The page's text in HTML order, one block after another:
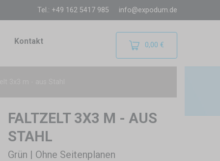
Tel.: +49 162 5417 985 info@expodum.de
Kontakt 0,00 €
FALTZELT 3X3 M - AUS
STAHL
Grün | Ohne Seitenplanen